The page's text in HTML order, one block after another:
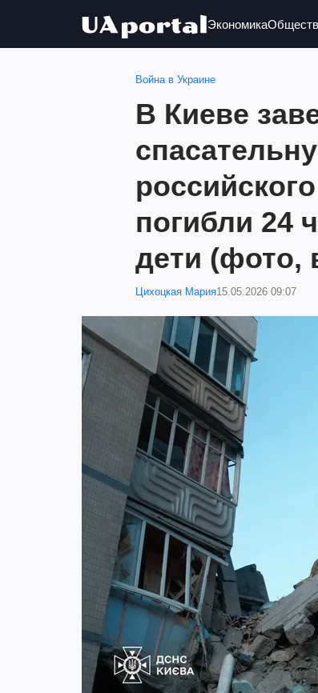
Экономика
Война в Украине
В Киеве
погибли 24
дети (фото,
Цихоцкая Мария15.05.2026 09:07